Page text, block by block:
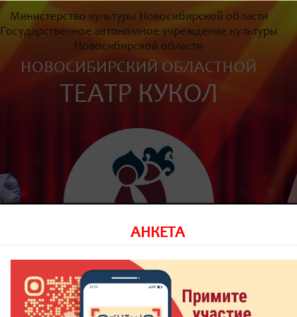
Министерство культуры Новосибирской области
Государственное автономное учреждение культуры
Новосибирской области
НОВОСИБИРСКИЙ ОБЛАСТНОЙ
ТЕАТР КУКОЛ
АНКЕТА